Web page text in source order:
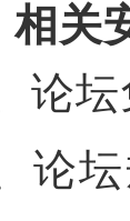
相关
论
论